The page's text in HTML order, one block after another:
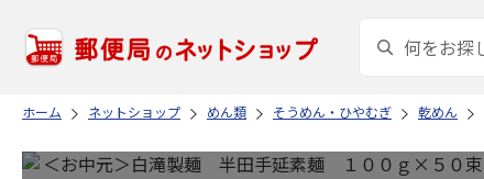
ホーム ネットショップ めん類 そうめん・ひやむぎ 乾めん